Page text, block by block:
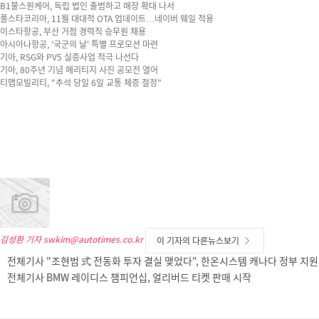
B1불스원케어, 독립 법인 출범하고 매장 확대 나서
폴스타코리아, 11월 대대적 OTA 업데이트…네이버 웨일 적용
이스타항공, 부산 거점 경력직 승무원 채용
아시아나항공, '국군의 날' 특별 프로모션 마련
기아, RSG와 PV5 실증사업 적극 나선다
기아, 80주년 기념 헤리티지 사진 공모전 열어
티맵모빌리티, "추석 당일 6일 교통 체증 절정"
김성환 기자 swkim@autotimes.co.kr 이 기자의 다른뉴스보기
전체기사 "조현범 式 전동화 투자 결실 맺었다", 한온시스템 캐나다 정부 지
전체기사 BMW 레이디스 챔피언십, 얼리버드 티켓 판매 시작